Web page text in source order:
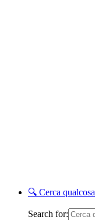
🔍 Cerca qualcosa
Search for: